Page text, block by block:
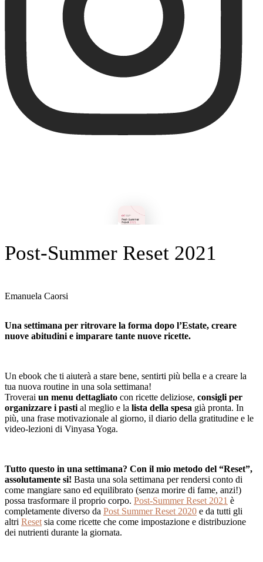
Post-Summer Reset 2021
Emanuela Caorsi
Una settimana per ritrovare la forma dopo l’Estate, creare
nuove abitudini e imparare tante nuove ricette.
Un ebook che ti aiuterà a stare bene, sentirti più bella e a creare la
tua nuova routine in una sola settimana!
Troverai un menu dettagliato con ricette deliziose, consigli per
organizzare i pasti al meglio e la lista della spesa già pronta. In
più, una frase motivazionale al giorno, il diario della gratitudine e le
video-lezioni di Vinyasa Yoga.
Tutto questo in una settimana? Con il mio metodo del “Reset”,
assolutamente si! Basta una sola settimana per rendersi conto di
come mangiare sano ed equilibrato (senza morire di fame, anzi!)
possa trasformare il proprio corpo. Post-Summer Reset 2021 è
completamente diverso da Post Summer Reset 2020 e da tutti gli
altri Reset sia come ricette che come impostazione e distribuzione
dei nutrienti durante la giornata.